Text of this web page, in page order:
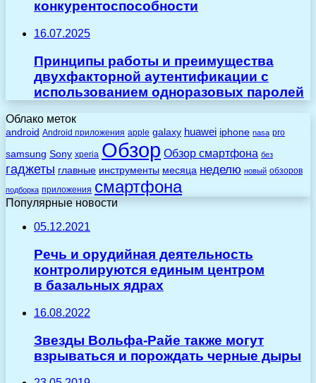
конкурентоспособности
16.07.2025
Принципы работы и преимущества
двухфакторной аутентификации с
использованием одноразовых паролей
Облако меток
android Android приложения apple galaxy huawei iphone nasa pro
samsung Sony xperia Обзор Обзор смартфона без
гаджеты главные инструменты месяца неделю новый обзоров
подборка приложения смартфона
Популярные новости
05.12.2021
Речь и орудийная деятельность
контролируются единым центром
в базальных ядрах
16.08.2022
Звезды Вольфа-Райе также могут
взрываться и порождать черные дыры